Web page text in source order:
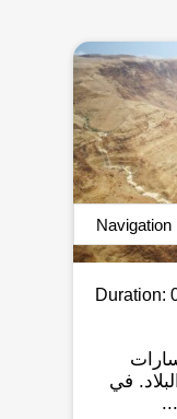
Navigation
Duration:
في